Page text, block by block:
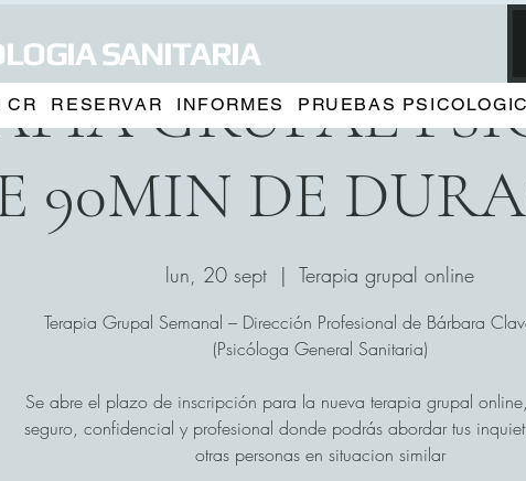
GRUPAL
90MIN DE
lun, 20 sept
  |
Terapia grupal online
Terapia Grupal Semanal – Dirección Profesional de Bárbara
(Psicóloga General Sanitaria)
Se abre el plazo de inscripción para la nueva terapia grupal
seguro, confidencial y profesional donde podrás abordar tus
otras personas en situacion similar
CR RESERVAR INFORMES PRUEBAS
SANITARIA